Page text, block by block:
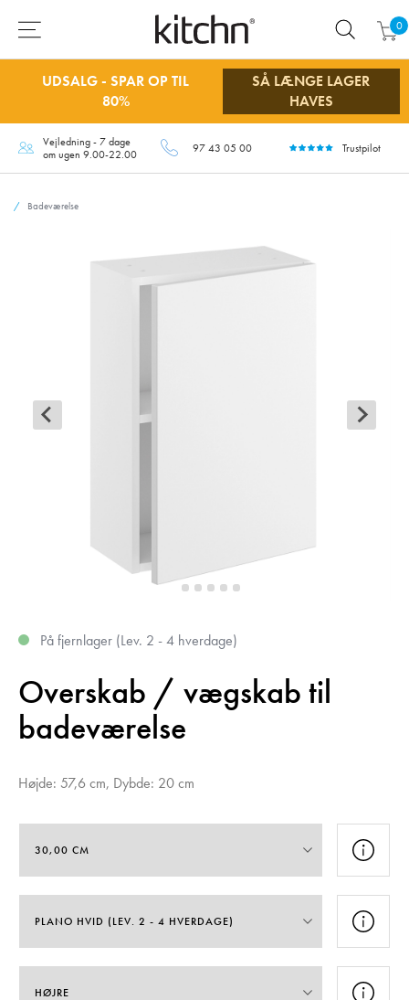
0
UDSALG - SPAR OP TIL
80%
SÅ LÆNGE LAGER
HAVES
Vejledning - 7 dage
om ugen 9.00-22.00
97 43 05 00 Trustpilot
Badeværelse
På fjernlager (Lev. 2 - 4 hverdage)
Overskab / vægskab til
badeværelse
Højde: 57,6 cm, Dybde: 20 cm